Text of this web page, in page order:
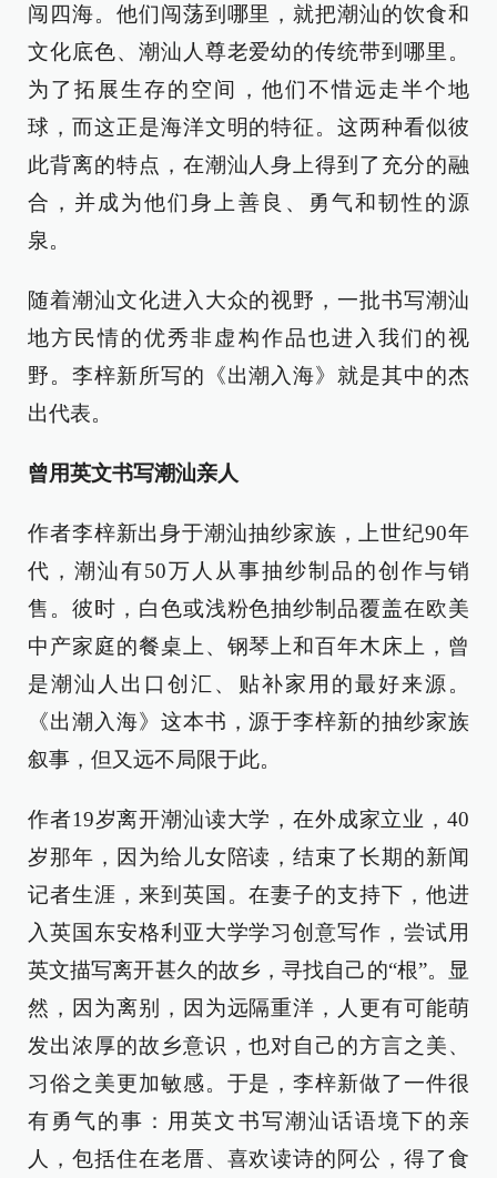
闯四海。他们闯荡到哪里，就把潮汕的饮食和
文化底色、潮汕人尊老爱幼的传统带到哪里。
为了拓展生存的空间，他们不惜远走半个地
球，而这正是海洋文明的特征。这两种看似彼
此背离的特点，在潮汕人身上得到了充分的融
合，并成为他们身上善良、勇气和韧性的源
泉。
随着潮汕文化进入大众的视野，一批书写潮汕
地方民情的优秀非虚构作品也进入我们的视
野。李梓新所写的《出潮入海》就是其中的杰
出代表。
曾用英文书写潮汕亲人
作者李梓新出身于潮汕抽纱家族，上世纪90年
代，潮汕有50万人从事抽纱制品的创作与销
售。彼时，白色或浅粉色抽纱制品覆盖在欧美
中产家庭的餐桌上、钢琴上和百年木床上，曾
是潮汕人出口创汇、贴补家用的最好来源。
《出潮入海》这本书，源于李梓新的抽纱家族
叙事，但又远不局限于此。
作者19岁离开潮汕读大学，在外成家立业，40
岁那年，因为给儿女陪读，结束了长期的新闻
记者生涯，来到英国。在妻子的支持下，他进
入英国东安格利亚大学学习创意写作，尝试用
英文描写离开甚久的故乡，寻找自己的“根”。显
然，因为离别，因为远隔重洋，人更有可能萌
发出浓厚的故乡意识，也对自己的方言之美、
习俗之美更加敏感。于是，李梓新做了一件很
有勇气的事：用英文书写潮汕话语境下的亲
人，包括住在老厝、喜欢读诗的阿公，得了食